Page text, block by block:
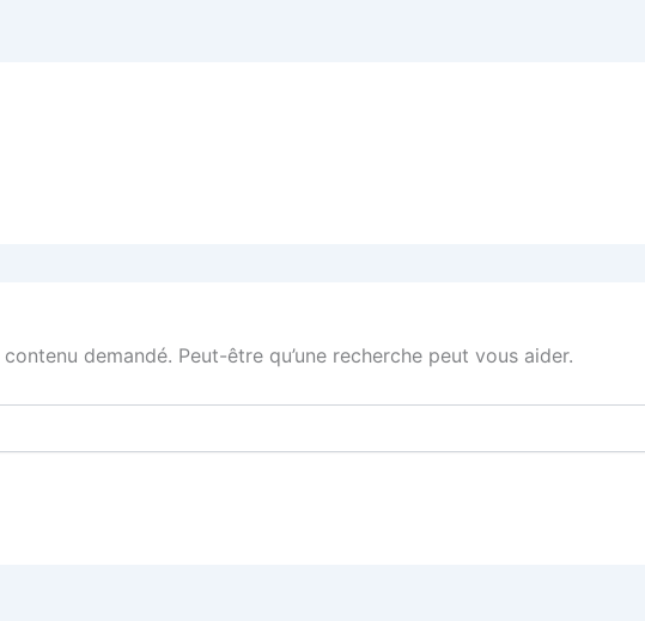
demandé. Peut-être qu’une recherche peut vous aider.